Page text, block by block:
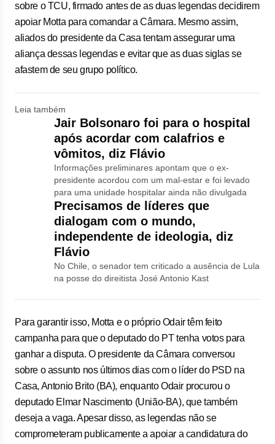
sobre o TCU, firmado antes de as duas legendas decidirem
apoiar Motta para comandar a Câmara. Mesmo assim,
aliados do presidente da Casa tentam assegurar uma
aliança dessas legendas e evitar que as duas siglas se
afastem de seu grupo político.
Leia também
Jair Bolsonaro foi para o hospital
após acordar com calafrios e
vômitos, diz Flávio
Informações preliminares apontam que o ex-
presidente acordou com um mal-estar e foi levado
para uma unidade hospitalar ainda não divulgada
Precisamos de líderes que
dialogam com o mundo,
independente de ideologia, diz
Flávio
No Chile, o senador tem criticado a ausência de Lula
na posse do direitista José Antonio Kast
Para garantir isso, Motta e o próprio Odair têm feito
campanha para que o deputado do PT tenha votos para
ganhar a disputa. O presidente da Câmara conversou
sobre o assunto nos últimos dias com o líder do PSD na
Casa, Antonio Brito (BA), enquanto Odair procurou o
deputado Elmar Nascimento (União-BA), que também
deseja a vaga. Apesar disso, as legendas não se
comprometeram publicamente a apoiar a candidatura do